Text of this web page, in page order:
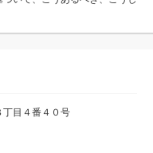
丁目４番４０号